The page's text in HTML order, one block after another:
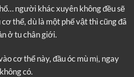
người khác xuyên không đều sẽ
thể, dù là một phế vật thì cũng đã
ở tu chân giới.
cơ thể này, đầu óc mù mị, ngay
có.